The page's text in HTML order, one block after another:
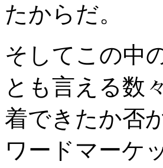
たからだ。
そしてこの中
とも言える数
着できたか否
ワードマーケ